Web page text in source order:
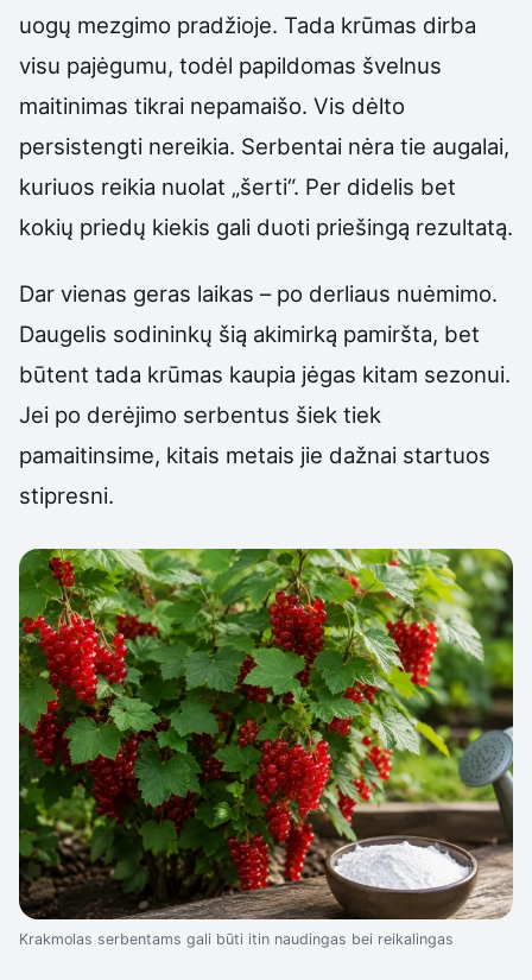
uogų mezgimo pradžioje. Tada krūmas dirba
visu pajėgumu, todėl papildomas švelnus
maitinimas tikrai nepamaišo. Vis dėlto
persistengti nereikia. Serbentai nėra tie augalai,
kuriuos reikia nuolat „šerti“. Per didelis bet
kokių priedų kiekis gali duoti priešingą rezultatą.
Dar vienas geras laikas – po derliaus nuėmimo.
Daugelis sodininkų šią akimirką pamiršta, bet
būtent tada krūmas kaupia jėgas kitam sezonui.
Jei po derėjimo serbentus šiek tiek
pamaitinsime, kitais metais jie dažnai startuos
stipresni.
Krakmolas serbentams gali būti itin naudingas bei reikalingas